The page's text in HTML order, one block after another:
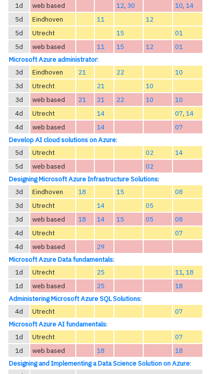
1d
web based 12, 30 10, 14
5d
Eindhoven 11
12
5d
Utrecht 15
01
5d
web based 11 15 12
01
Microsoft Azure administrator:
3d
Eindhoven 21 22
10
3d
Utrecht 21
10
3d
web based 21 21 22 10
10
4d
Utrecht 14 07, 14
4d
web based 14
07
Develop AI cloud solutions on Azure:
5d
Utrecht 02
14
5d
web based
02
Designing Microsoft Azure Infrastructure Solutions:
3d
Eindhoven 18 15
08
3d
Utrecht 14
05
3d
web based 18 14 15 05
08
4d
Utrecht
07
4d
web based
29
Microsoft Azure Data fundamentals:
1d
Utrecht 25 11, 18
1d
web based 25
18
Administering Microsoft Azure SQL Solutions:
4d
Utrecht
07
Microsoft Azure AI fundamentals:
1d
Utrecht
07
1d
web based 18
18
Designing and Implementing a Data Science Solution on Azure: